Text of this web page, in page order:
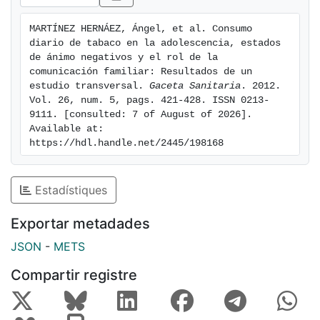
anula. Vivir en una familia reconstituida es un factor de
riesgo de consumo diario entre los chicos (OR =
2,988). Conclusiones: A igualdad de estados de ánimo,
la comunicación intergeneracional atenúa el riesgo de
consumo diario de tabaco entre los/las adolescentes.
Las intervenciones de prevención y deshabituación
tabáquica que incluyan este tipo de factores pueden
ser más efectivas.
MARTÍNEZ HERNÁEZ, Ángel, et al. Consumo
diario de tabaco en la adolescencia, estados
de ánimo negativos y el rol de la
comunicación familiar: Resultados de un
estudio transversal. Gaceta Sanitaria . 2012.
Vol. 26, num. 5, pags. 421-428. ISSN 0213-
9111. [consulted: 7 of August of 2026].
Available at:
https://hdl.handle.net/2445/198168
Estadístiques
Exportar metadades
JSON - METS
Compartir registre